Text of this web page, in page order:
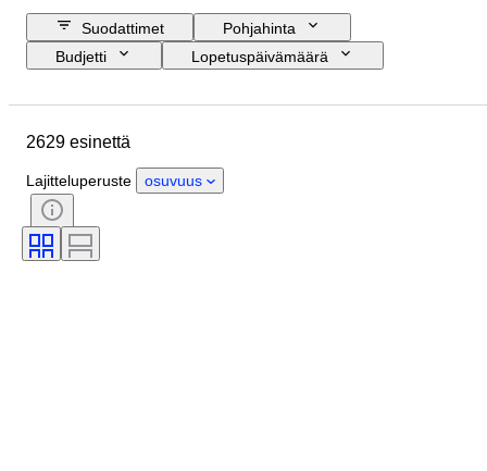
Suodattimet
Pohjahinta
Budjetti
Lopetuspäivämäärä
Kunto
Tyylisuuntaus
Väri
Vaatekoko
Keittiöveitsityyppi
Taiteilija
2629 esinettä
Lajitteluperuste osuvuus